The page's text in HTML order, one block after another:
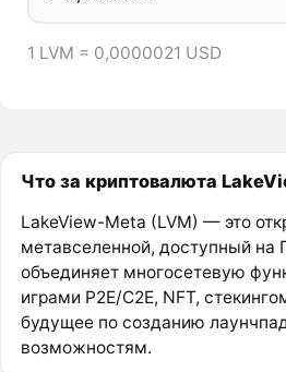
1 LVM = 0,0000021 USD
Что за криптовалюта
LakeView-Meta (LVM) — это
метавселенной, доступный на
объединяет многосетевую
играми P2E/C2E, NFT,
будущее по созданию
возможностям.